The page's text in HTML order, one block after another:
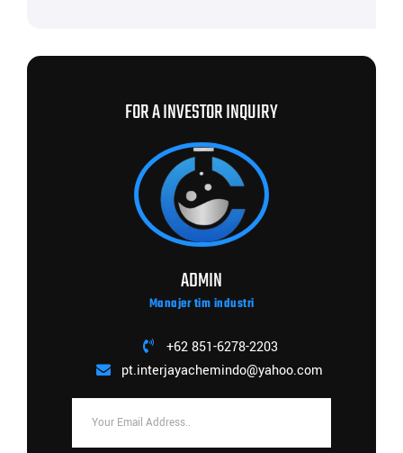
FOR A INVESTOR INQUIRY
ADMIN
Manajer tim industri
+62 851-6278-2203
pt.interjayachemindo@yahoo.com